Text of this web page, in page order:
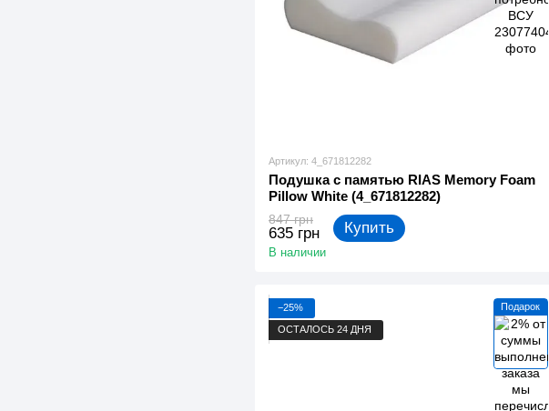
Артикул: 4_671812282
Подушка с памятью RIAS Memory Foam
Pillow White (4_671812282)
847 грн
635 грн Купить
В наличии
Подарок
−25%
ОСТАЛОСЬ 24 ДНЯ